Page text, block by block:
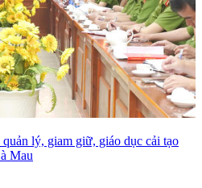
lý, giam giữ, giáo dục cải tạo
Mau